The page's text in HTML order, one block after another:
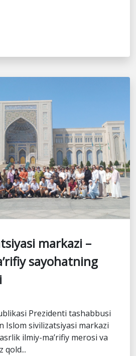
markazi –
sayohatning
Prezidenti tashabbusi
Islom sivilizatsiyasi markazi
ilmiy-ma’rifiy merosi va
qold...